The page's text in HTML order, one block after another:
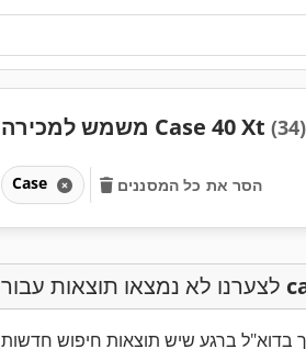
משמש למכירה Case 40 Xt (34)
Case הסר את כל המסננים